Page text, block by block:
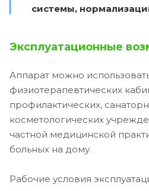
системы,
Эксплуатационные
Аппарат можно
физиотерапевтических
профилактических,
косметологических
частной медицинской
больных на дому.
Рабочие условия